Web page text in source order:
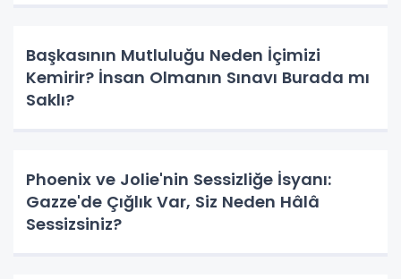
Başkasının Mutluluğu Neden İçimizi
Kemirir? İnsan Olmanın Sınavı Burada mı
Saklı?
Phoenix ve Jolie'nin Sessizliğe İsyanı:
Gazze'de Çığlık Var, Siz Neden Hâlâ
Sessizsiniz?